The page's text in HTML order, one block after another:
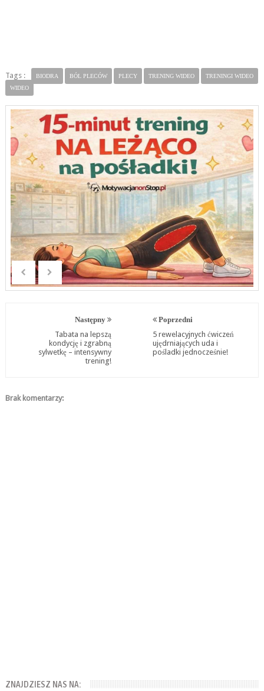
Tags : BIODRA BÓL PLECÓW PLECY TRENING WIDEO
TRENINGI WIDEO
WIDEO
Następny
Tabata na lepszą
kondycję i zgrabną
sylwetkę – intensywny
trening!
Poprzedni
5 rewelacyjnych ćwiczeń
ujędrniających uda i
pośladki jednocześnie!
Brak komentarzy:
ZNAJDZIESZ NAS NA: